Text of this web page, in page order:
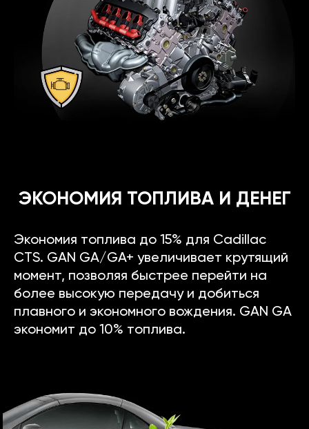
ЭКОНОМИЯ ТОПЛИВА И ДЕНЕГ
Экономия топлива до 15% для Cadillac
CTS. GAN GA/GA+ увеличивает крутящий
момент, позволяя быстрее перейти на
более высокую передачу и добиться
плавного и экономного вождения. GAN GA
экономит до 10% топлива.